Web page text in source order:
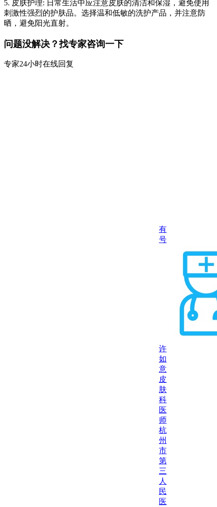
5. 皮肤护理: 日常生活中应注意皮肤的清洁和保湿，避免使用
刺激性强烈的护肤品。选择温和低敏的洗护产品，并注意防
晒，避免阳光直射。
问题没解决？找专家咨询一下
专家24小时在线回复
有
号
许
如
意
皮
肤
科
医
师
杭
州
市
第
三
人
民
医